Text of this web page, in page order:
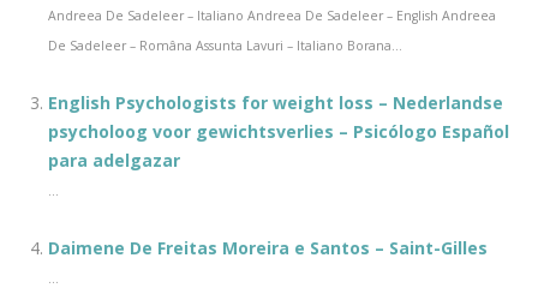
Andreea De Sadeleer – Italiano Andreea De Sadeleer – English Andreea
De Sadeleer – Româna Assunta Lavuri – Italiano Borana...
English Psychologists for weight loss – Nederlandse
psycholoog voor gewichtsverlies – Psicólogo Español
para adelgazar
...
Daimene De Freitas Moreira e Santos – Saint-Gilles
...